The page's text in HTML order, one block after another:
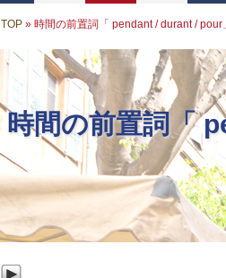
TOP » 時間の前置詞「 pendant / durant /
時間の前置詞「